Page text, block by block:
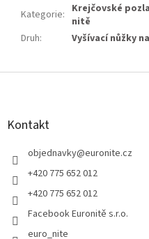
Kategorie: Krejčovské
nitě
Druh: Vyšívací nůžky
Z
Kontakt
objednavky@euronite.cz
+420 775 652 012
+420 775 652 012
Facebook Euronitě s.r.o.
euro_nite